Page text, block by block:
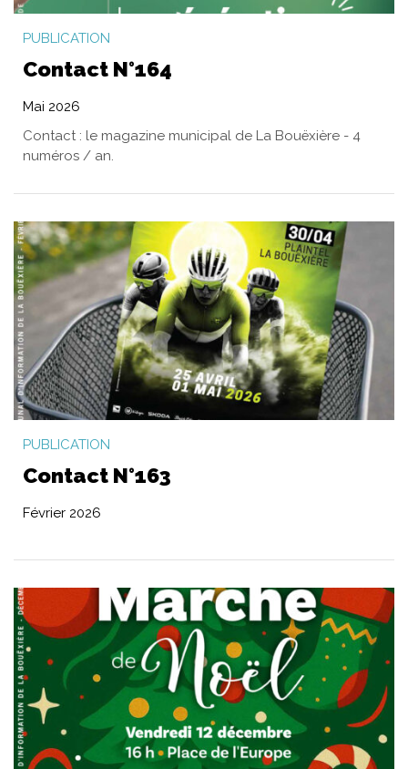
PUBLICATION
Contact N°164
Mai 2026
Contact : le magazine municipal de La Bouëxière - 4
numéros / an.
PUBLICATION
Contact N°163
Février 2026